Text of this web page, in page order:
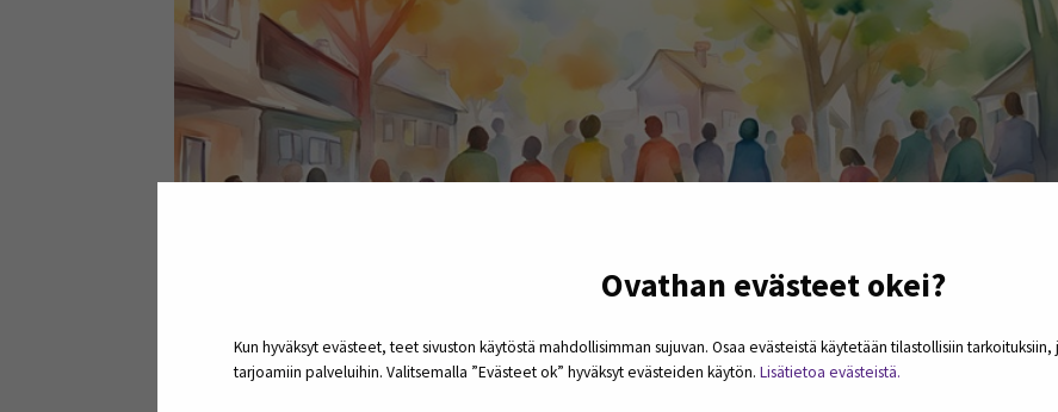
Ovathan evästeet okei?
Kun hyväksyt evästeet, teet sivuston käytöstä mahdollisimman sujuvan. Osaa evästeistä käytetään tilastollisiin
tarjoamiin palveluihin. Valitsemalla ”Evästeet ok” hyväksyt evästeiden käytön. Lisätietoa evästeistä.
Kuva 1. Onni kasvaa yhteisössä (kuva: Pixabay).